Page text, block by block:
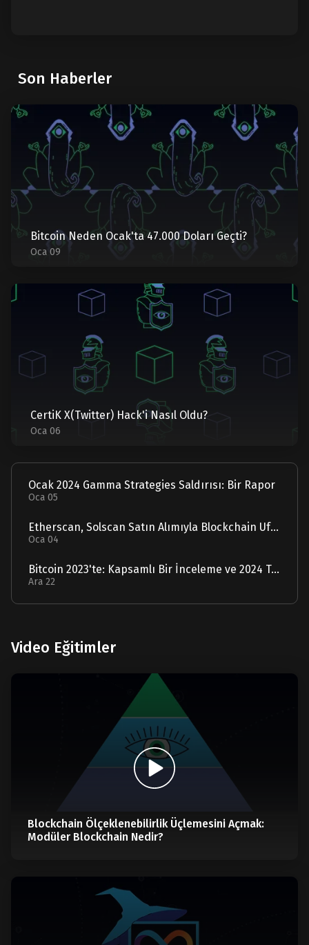
Son Haberler
Bitcoin Neden Ocak'ta 47.000 Doları Geçti?
Oca 09
CertiK X(Twitter) Hack'i Nasıl Oldu?
Oca 06
Ocak 2024 Gamma Strategies Saldırısı: Bir Rapor
Oca 05
Etherscan, Solscan Satın Alımıyla Blockchain Ufuklarını Genişletiyor
Oca 04
Bitcoin 2023'te: Kapsamlı Bir İnceleme ve 2024 Tahmini
Ara 22
Video Eğitimler
Blockchain Ölçeklenebilirlik Üçlemesini Açmak:
Modüler Blockchain Nedir?